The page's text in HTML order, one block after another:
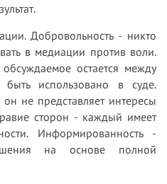
Добровольность - никто
в медиации против воли.
остается между
использовано в суде.
не представляет интересы
сторон - каждый имеет
Информированность -
на основе полной